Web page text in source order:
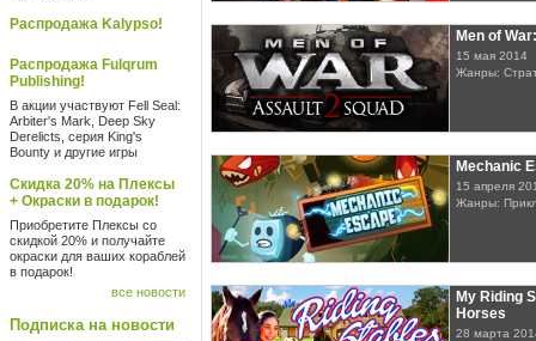
Распродажа Kalypso!
Распродажа Fulqrum
Publishing!
В акции участвуют Fell Seal:
Arbiter's Mark, Deep Sky
Derelicts, серия King's
Bounty и другие игры
Скидка 20% на Плексы
+ Окраски в подарок!
Приобретите Плексы со
скидкой 20% и получайте
окраски для ваших кораблей
в подарок!
все новости
Подписка на новости
Men of
15 мая 2014
Жанры:
Mechanic
15 апреля
Жанры:
My Riding
Horses
28 марта